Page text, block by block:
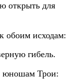
открыть для
обоим исходам:
гибель.
юношам Трои: